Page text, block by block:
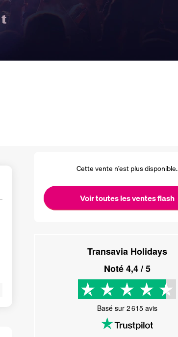
Cette vente n’est plus disponible.
Voir toutes les ventes flash
Transavia Holidays
Noté4,4/ 5
Basé sur 2 615avis